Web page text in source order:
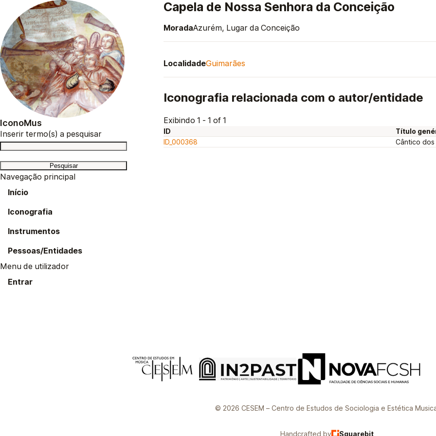
IconoMus
Inserir termo(s) a pesquisar
Navegação principal
Início
Iconografia
Instrumentos
Pessoas/Entidades
Menu de utilizador
Entrar
Capela de Nossa Senhora da Conceição
MoradaAzurém, Lugar da Conceição
LocalidadeGuimarães
Iconografia relacionada com o autor/entidade
Exibindo 1 - 1 of 1
ID
Título
ID_000368
Cântico
© 2026 CESEM – Centro de Estudos de Sociologia e Estética
Handcrafted by Squarebit